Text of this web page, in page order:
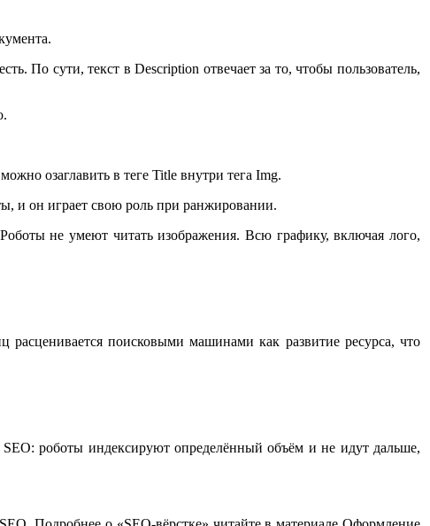
По сути, текст в Description отвечает за то, чтобы пользователь,
озаглавить в теге Title внутри тега Img.
и он играет свою роль при ранжировании.
не умеют читать изображения. Всю графику, включая лого,
поисковыми машинами как развитие ресурса, что
роботы индексируют определённый объём и не идут дальше,